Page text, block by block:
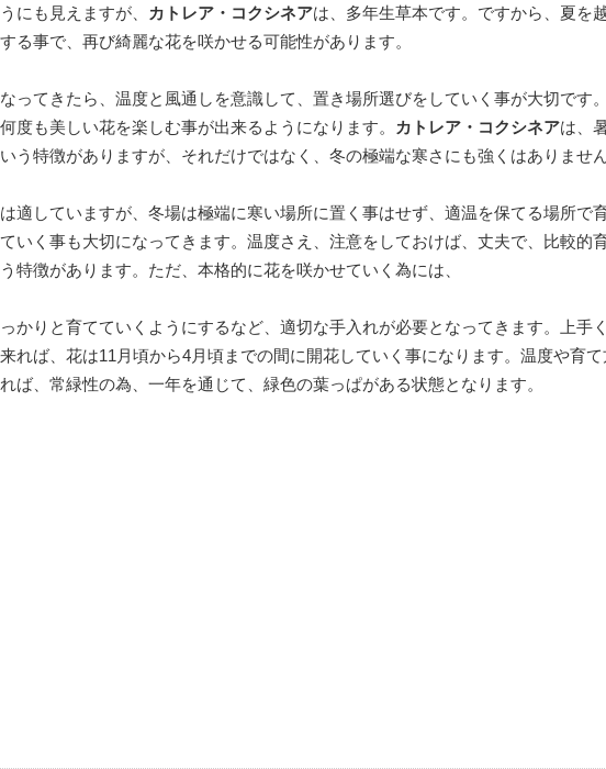
にも見えますが、
カトレア・コクシネアは、多年生草本です。ですから、夏を
る事で、再び綺麗な花を咲かせる可能性があります。
ってきたら、温度と風通しを意識して、置き場所選びをしていく事が大切です
度も美しい花を楽しむ事が出来るようになります。
カトレア・コクシネアは、
う特徴がありますが、それだけではなく、冬の極端な寒さにも強くはありませ
適していますが、冬場は極端に寒い場所に置く事はせず、適温を保てる場所で
いく事も大切になってきます。温度さえ、注意をしておけば、丈夫で、比較的
特徴があります。ただ、本格的に花を咲かせていく為には、
かりと育てていくようにするなど、適切な手入れが必要となってきます。上手
れば、花は11月頃から4月頃までの間に開花していく事になります。温度や育
ば、常緑性の為、一年を通じて、緑色の葉っぱがある状態となります。